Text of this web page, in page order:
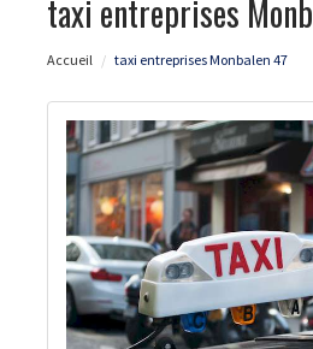
taxi entreprises
Accueil taxi entreprises Monbalen 47